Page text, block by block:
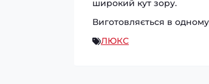
широкий кут зору.
Виготовляється в
ЛЮКС